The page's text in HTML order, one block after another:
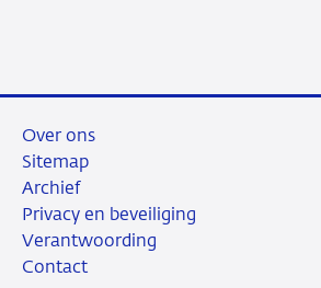
Over ons
Sitemap
Archief
Privacy en beveiliging
Verantwoording
Contact